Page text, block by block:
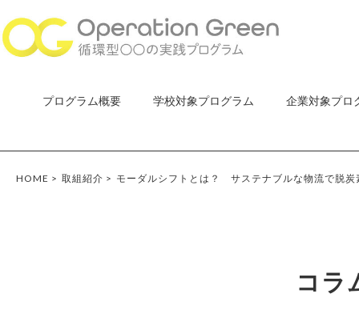
プログラム概要 学校対象プログラム 企業対象プロ
HOME > 取組紹介 > モーダルシフトとは？ サステナブルな物流で脱炭
コラ